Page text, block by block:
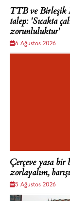
TTB ve
talep: 'Sıcakta
zorunluluktur'
6 Ağustos 2026
Çerçeve yasa bir
zorlayalım,
5 Ağustos 2026